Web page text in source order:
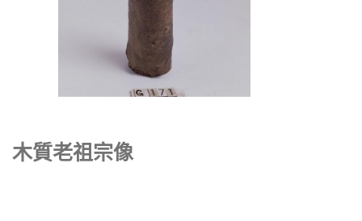
木質老祖宗像